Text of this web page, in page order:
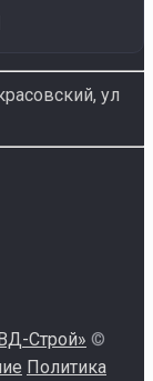
, ул
Строй» ©
Политика